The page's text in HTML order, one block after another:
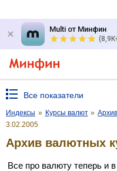
Multi от Минфин
Все показатели
Индексы » Курсы валют »
3.02.2005
Архив валютных
Все про валюту теперь и